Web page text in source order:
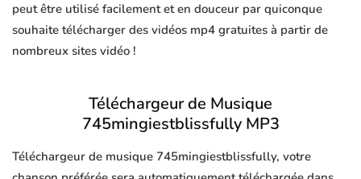
peut être utilisé facilement et en douceur par quiconque
souhaite télécharger des vidéos mp4 gratuites à partir de
nombreux sites vidéo !
Téléchargeur de Musique
745mingiestblissfully MP3
Téléchargeur de musique 745mingiestblissfully, votre